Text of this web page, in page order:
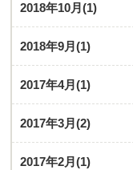
2018年10月(1)
2018年9月(1)
2017年4月(1)
2017年3月(2)
2017年2月(1)